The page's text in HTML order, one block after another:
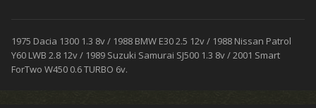
1975 Dacia 1300 1.3 8v / 1988 BMW E30 2.5 12v / 1988 Nissan Patrol
Y60 LWB 2.8 12v / 1989 Suzuki Samurai SJ500 1.3 8v / 2001 Smart
ForTwo W450 0.6 TURBO 6v.